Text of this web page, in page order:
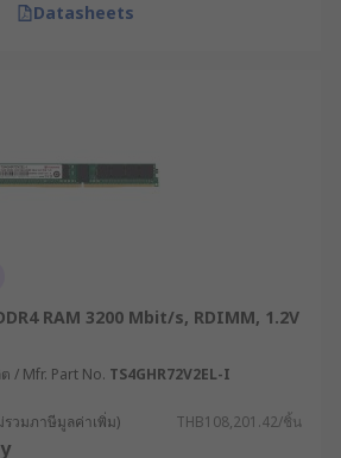
Datasheets
RAM 3200 Mbit/s, RDIMM, 1.2V
/ Mfr. Part No. TS4GHR72V2EL-I
รวมภาษีมูลค่าเพิ่ม) THB108,201.42/ชิ้น